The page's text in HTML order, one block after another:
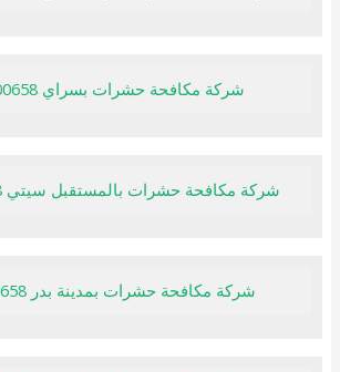
شركة مكافحة حشرات بسراي 01000200658
شركة مكافحة حشرات بالمستقبل سيتي 01000200658
شركة مكافحة حشرات بمدينة بدر 01000200658